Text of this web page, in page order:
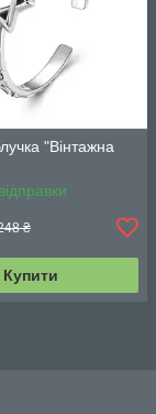
"Вінтажна
₴
Купити